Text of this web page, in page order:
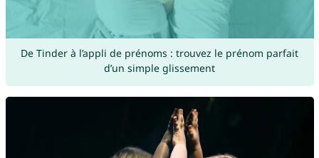
De Tinder à l’appli de prénoms : trouvez le prénom parfait
d’un simple glissement